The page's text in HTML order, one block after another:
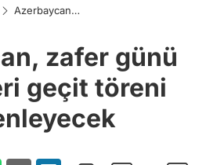
Azerbaycan,
düzenleyecek
zafer günü
geçit töreni